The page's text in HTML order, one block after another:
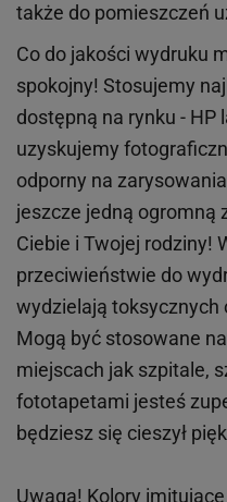
także do pomieszczeń
Co do jakości wydruku
spokojny! Stosujemy
dostępną na rynku - HP
uzyskujemy
odporny na
jeszcze jedną ogromną
Ciebie i Twojej rodziny!
przeciwieństwie do
wydzielają toksycznych
Mogą być stosowane
miejscach jak szpitale,
fototapetami jesteś
będziesz się cieszył
Uwaga! Kolory